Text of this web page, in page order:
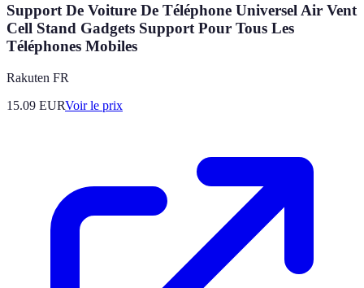
Support De Voiture De Téléphone Universel Air Vent
Cell Stand Gadgets Support Pour Tous Les
Téléphones Mobiles
Rakuten FR
15.09 EURVoir le prix